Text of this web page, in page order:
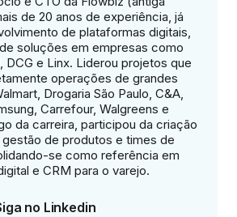
de 20 anos de experiência, já
de plataformas digitais,
soluções em empresas como
DCG e Linx. Liderou projetos que
operações de grandes
Drogaria São Paulo, C&A,
Carrefour, Walgreens e
da carreira, participou da criação
de produtos e times de
se como referência em
e CRM para o varejo.
no Linkedin